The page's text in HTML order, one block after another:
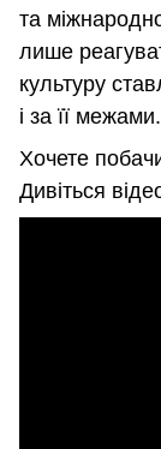
та
лише
культуру
і за її межами.
Хочете
Дивіться